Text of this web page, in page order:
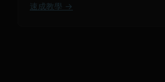
速成教學 →